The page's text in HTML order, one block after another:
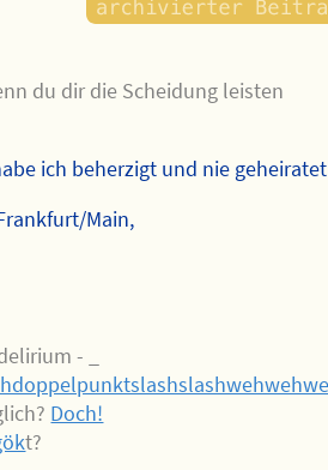
du dir die Scheidung leisten
ich beherzigt und nie
Main,
- _
Doch!
t?